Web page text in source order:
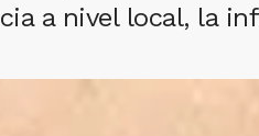
a nivel local, la